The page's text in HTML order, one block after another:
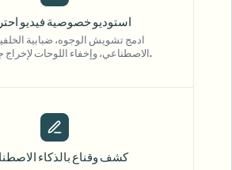
استوديو خصوصية فيديو
ادمج تشويش الوجوه، ضبابية
الاصطناعي، وإخفاء اللوحات لإخراج جاهز للنشر.
كشف وقناع بالذكاء